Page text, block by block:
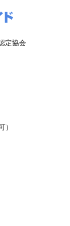
定協会
）